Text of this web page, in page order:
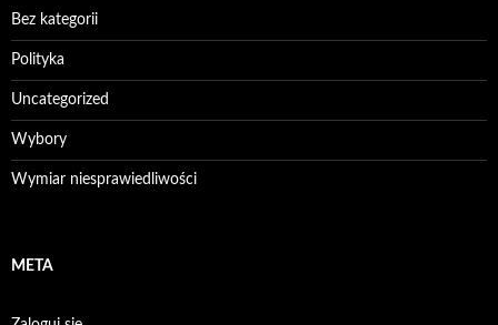
Bez kategorii
Polityka
Uncategorized
Wybory
Wymiar niesprawiedliwości
META